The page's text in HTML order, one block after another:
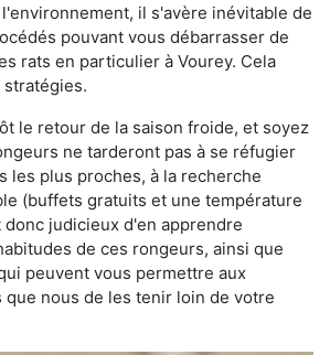
il s'avère inévitable de
pouvant vous débarrasser de
rats en particulier à Vourey. Cela
stratégies.
le retour de la saison froide, et soyez
ne tarderont pas à se réfugier
les plus proches, à la recherche
(buffets gratuits et une température
judicieux d'en apprendre
de ces rongeurs, ainsi que
peuvent vous permettre aux
nous de les tenir loin de votre